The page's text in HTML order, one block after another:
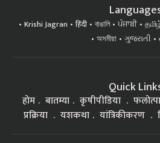
Krishi Jagran हिंदी বাঙালি ਪੰਜਾਬੀ
অসমীয়া
ગુજરાતી
Quick
होम बातम्या कृषीपीडिया
प्रक्रिया
यशकथा यांत्रिकीकरण